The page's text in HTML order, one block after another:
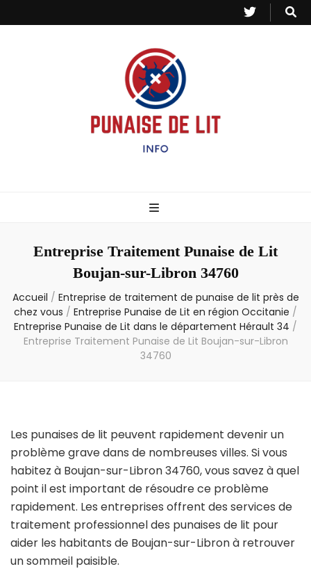
– Info
Entreprise Traitement Punaise de Lit
Boujan-sur-Libron 34760
Accueil / Entreprise de traitement de punaise de lit près de
chez vous / Entreprise Punaise de Lit en région Occitanie /
Entreprise Punaise de Lit dans le département Hérault 34 /
Entreprise Traitement Punaise de Lit Boujan-sur-Libron
34760
Les punaises de lit peuvent rapidement devenir un
problème grave dans de nombreuses villes. Si vous
habitez à Boujan-sur-Libron 34760, vous savez à quel
point il est important de résoudre ce problème
rapidement. Les entreprises offrent des services de
traitement professionnel des punaises de lit pour
aider les habitants de Boujan-sur-Libron à retrouver
un sommeil paisible.